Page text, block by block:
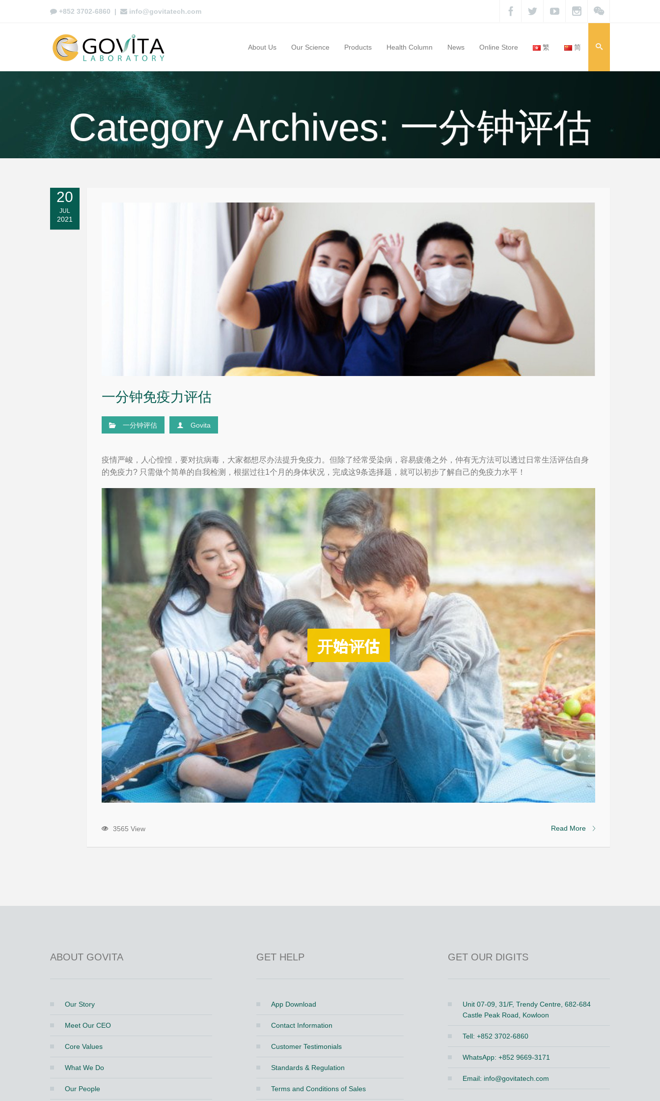
+852 3702-6860 | info@govitatech.com
About Us Our Science Products Health Column News Online Store 繁 简
Category Archives: 一分钟评估
20
JUL
2021
一分钟免疫力评估
一分钟评估 Govita
疫情严峻，人心惶惶，要对抗病毒，大家都想尽办法提升免疫力。但除了经常受染病，容易疲倦之外，仲有无方法可以透过日常生活评估自身
的免疫力? 只需做个简单的自我检测，根据过往1个月的身体状况，完成这9条选择题，就可以初步了解自己的免疫力水平！
开始评估
3565 View Read More
ABOUT GOVITA
Our Story
Meet Our CEO
Core Values
What We Do
Our People
GET HELP
App Download
Contact Information
Customer Testimonials
Standards & Regulation
Terms and Conditions of Sales
GET OUR DIGITS
Unit 07-09, 31/F, Trendy Centre, 682-684
Castle Peak Road, Kowloon
Tell: +852 3702-6860
WhatsApp: +852 9669-3171
Email: info@govitatech.com